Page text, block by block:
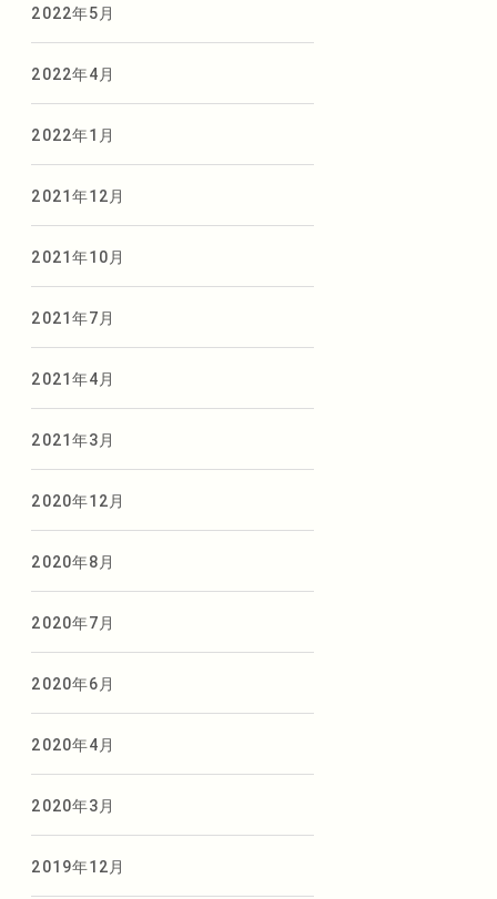
2022年5月
2022年4月
2022年1月
2021年12月
2021年10月
2021年7月
2021年4月
2021年3月
2020年12月
2020年8月
2020年7月
2020年6月
2020年4月
2020年3月
2019年12月